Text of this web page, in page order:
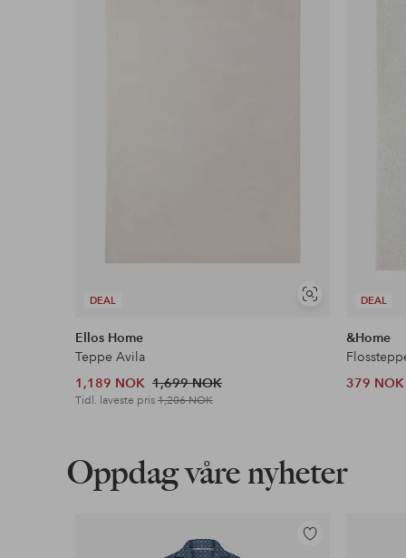
DEAL
Vis
Ellos Home
Teppe Avila
1,189 NOK 1,699 NOK
Tidl. laveste pris1,206 NOK
DEAL
&Home
379 NOK
Oppdag våre nyheter
Legg